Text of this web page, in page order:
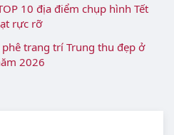
10 địa điểm chụp hình Tết
rực rỡ
phê trang trí Trung thu đẹp ở
2026